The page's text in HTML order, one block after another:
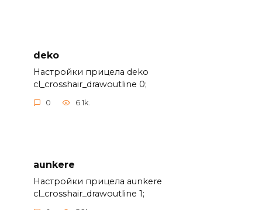
deko
Настройки прицела deko
cl_crosshair_drawoutline 0;
0 6.1k.
aunkere
Настройки прицела aunkere
cl_crosshair_drawoutline 1;